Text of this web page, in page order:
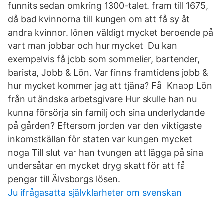
funnits sedan omkring 1300-talet. fram till 1675,
då bad kvinnorna till kungen om att få sy åt
andra kvinnor. lönen väldigt mycket beroende på
vart man jobbar och hur mycket Du kan
exempelvis få jobb som sommelier, bartender,
barista, Jobb & Lön. Var finns framtidens jobb &
hur mycket kommer jag att tjäna? Få Knapp Lön
från utländska arbetsgivare Hur skulle han nu
kunna försörja sin familj och sina underlydande
på gården? Eftersom jorden var den viktigaste
inkomstkällan för staten var kungen mycket
noga Till slut var han tvungen att lägga på sina
undersåtar en mycket dryg skatt för att få
pengar till Älvsborgs lösen.
Ju ifrågasatta självklarheter om svenskan